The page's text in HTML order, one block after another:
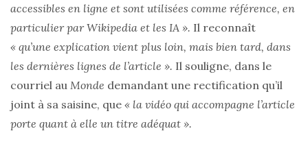
accessibles en ligne et sont utilisées comme référence, en
particulier par Wikipedia et les IA ». Il reconnaît
« qu’une explication vient plus loin, mais bien tard, dans
les dernières lignes de l’article ». Il souligne, dans le
courriel au Monde demandant une rectification qu’il
joint à sa saisine, que « la vidéo qui accompagne l’article
porte quant à elle un titre adéquat ».